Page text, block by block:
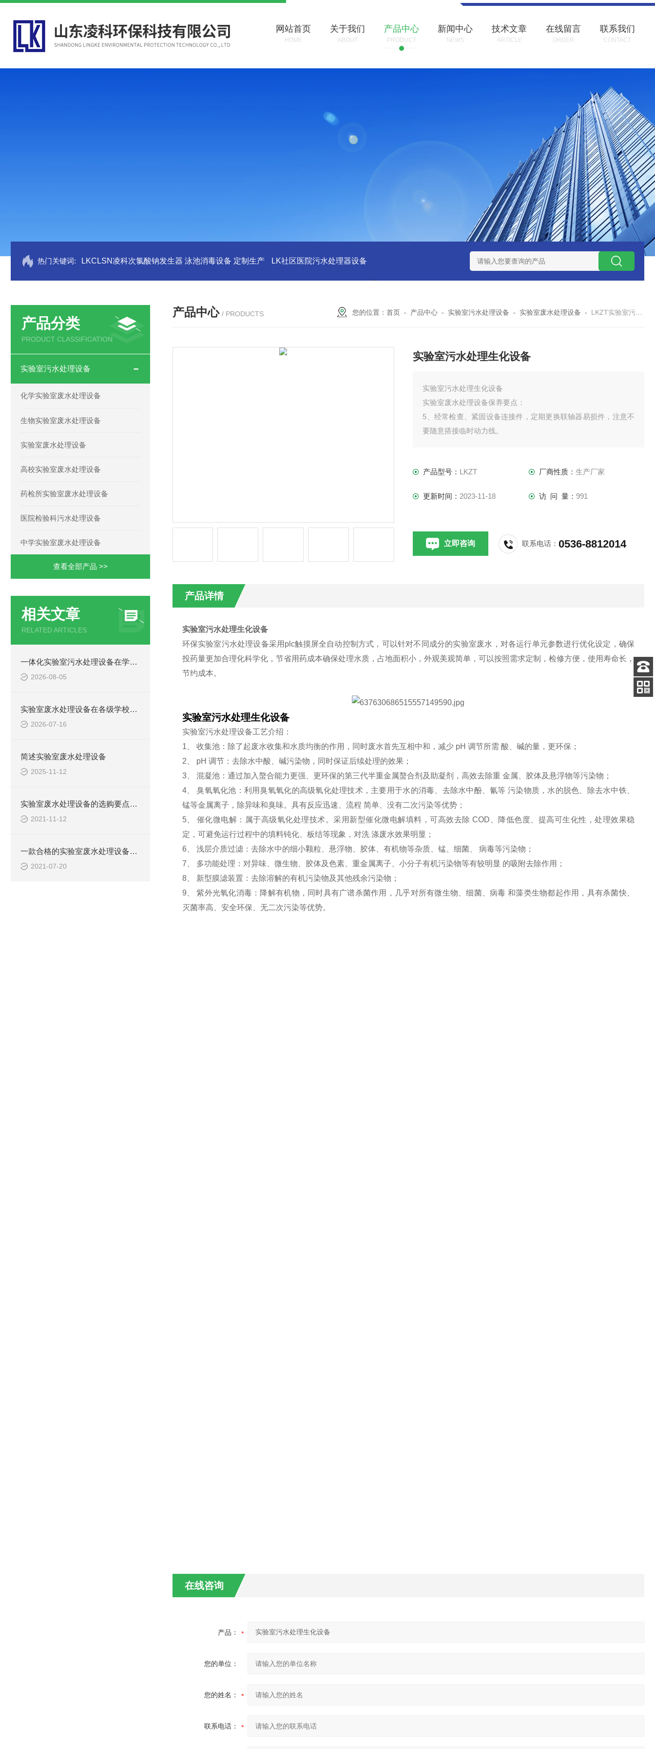
网站首页
HOME
关于我们
ABOUT
产品中心
PRODUCT
新闻中心
NEWS
技术文章
ARTICLE
在线留言
ORDER
联系我们
CONTACT
热门关键词: LKCLSN凌科次氯酸钠发生器 泳池消毒设备 定制生产 LK社区医院污水处理器设备 LK康复医院废水处理器设备 LK康复医院污水处理
产品分类
PRODUCT CLASSIFICATION
实验室污水处理设备
化学实验室废水处理设备
生物实验室废水处理设备
实验室废水处理设备
高校实验室废水处理设备
药检所实验室废水处理设备
医院检验科污水处理设备
中学实验室废水处理设备
查看全部产品 >>
相关文章
RELATED ARTICLES
一体化实验室污水处理设备在学校化学实验室的应用
2026-08-05
实验室废水处理设备在各级学校的应用
2026-07-16
简述实验室废水处理设备
2025-11-12
实验室废水处理设备的选购要点，你知道多少？
2021-11-12
一款合格的实验室废水处理设备有哪些性能要求和组成结构？
2021-07-20
产品中心 / PRODUCTS 您的位置：首页 - 产品中心 - 实验室污水处理设备 - 实验室废水处理设备 - LKZT实验室污水处理生化设备
实验室污水处理生化设备
实验室污水处理生化设备
实验室废水处理设备保养要点：
5、经常检查、紧固设备连接件，定期更换联轴器易损件，注意不
要随意搭接临时动力线。
产品型号： LKZT 厂商性质： 生产厂家
更新时间： 2023-11-18 访 问 量： 991
立即咨询 联系电话：0536-8812014
产品详情
实验室污水处理生化设备
环保实验室污水处理设备采用plc触摸屏全自动控制方式，可以针对不同成分的实验室废水，对各运行单元参数进行优化设定，确保
投药量更加合理化科学化，节省用药成本确保处理水质，占地面积小，外观美观简单，可以按照需求定制，检修方便，使用寿命长，
节约成本。
实验室污水处理生化设备
实验室污水处理设备工艺介绍：
1、 收集池：除了起废水收集和水质均衡的作用，同时废水首先互相中和，减少 pH 调节所需 酸、碱的量，更环保；
2、 pH 调节：去除水中酸、碱污染物，同时保证后续处理的效果；
3、 混凝池：通过加入螯合能力更强、更环保的第三代半重金属螯合剂及助凝剂，高效去除重 金属、胶体及悬浮物等污染物；
4、 臭氧氧化池：利用臭氧氧化的高级氧化处理技术，主要用于水的消毒、去除水中酚、氰等 污染物质，水的脱色、除去水中铁、
锰等金属离子，除异味和臭味。具有反应迅速、流程 简单、没有二次污染等优势；
5、 催化微电解：属于高级氧化处理技术。采用新型催化微电解填料，可高效去除 COD、降低色度、提高可生化性，处理效果稳
定，可避免运行过程中的填料钝化、板结等现象，对洗 涤废水效果明显；
6、 浅层介质过滤：去除水中的细小颗粒、悬浮物、胶体、有机物等杂质、锰、细菌、 病毒等污染物；
7、 多功能处理：对异味、微生物、胶体及色素、重金属离子、小分子有机污染物等有较明显 的吸附去除作用；
8、 新型膜滤装置：去除溶解的有机污染物及其他残余污染物；
9、 紫外光氧化消毒：降解有机物，同时具有广谱杀菌作用，几乎对所有微生物、细菌、病毒 和藻类生物都起作用，具有杀菌快、
灭菌率高、安全环保、无二次污染等优势。
在线咨询
产品：
您的单位：
您的姓名：
联系电话：
客服
电话